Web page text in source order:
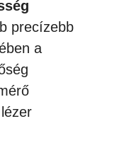
precízebb
a